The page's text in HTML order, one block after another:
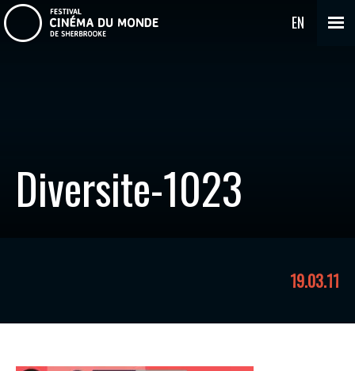
EN
Diversite-1023
19.03.11